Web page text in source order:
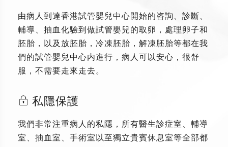
由病人到達香港試管嬰兒中心開始的咨詢、診斷、
輔導、抽血化驗到做試管嬰兒的取卵，處理卵子和
胚胎，以及放胚胎，冷凍胚胎，解凍胚胎等都在我
們的試管嬰兒中心内進行，病人可以安心，很舒
服，不需要走來走去。
私隱保護
我們非常注重病人的私隱，所有醫生診症室、輔導
室、抽血室、手術室以至獨立貴賓休息室等全部都